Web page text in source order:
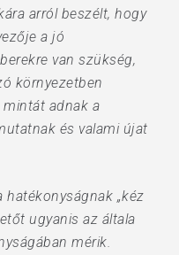
arról beszélt, hogy
a jó
van szükség,
környezetben
adnak a
és valami újat
hatékonyságnak „kéz
ugyanis az általa
mérik.